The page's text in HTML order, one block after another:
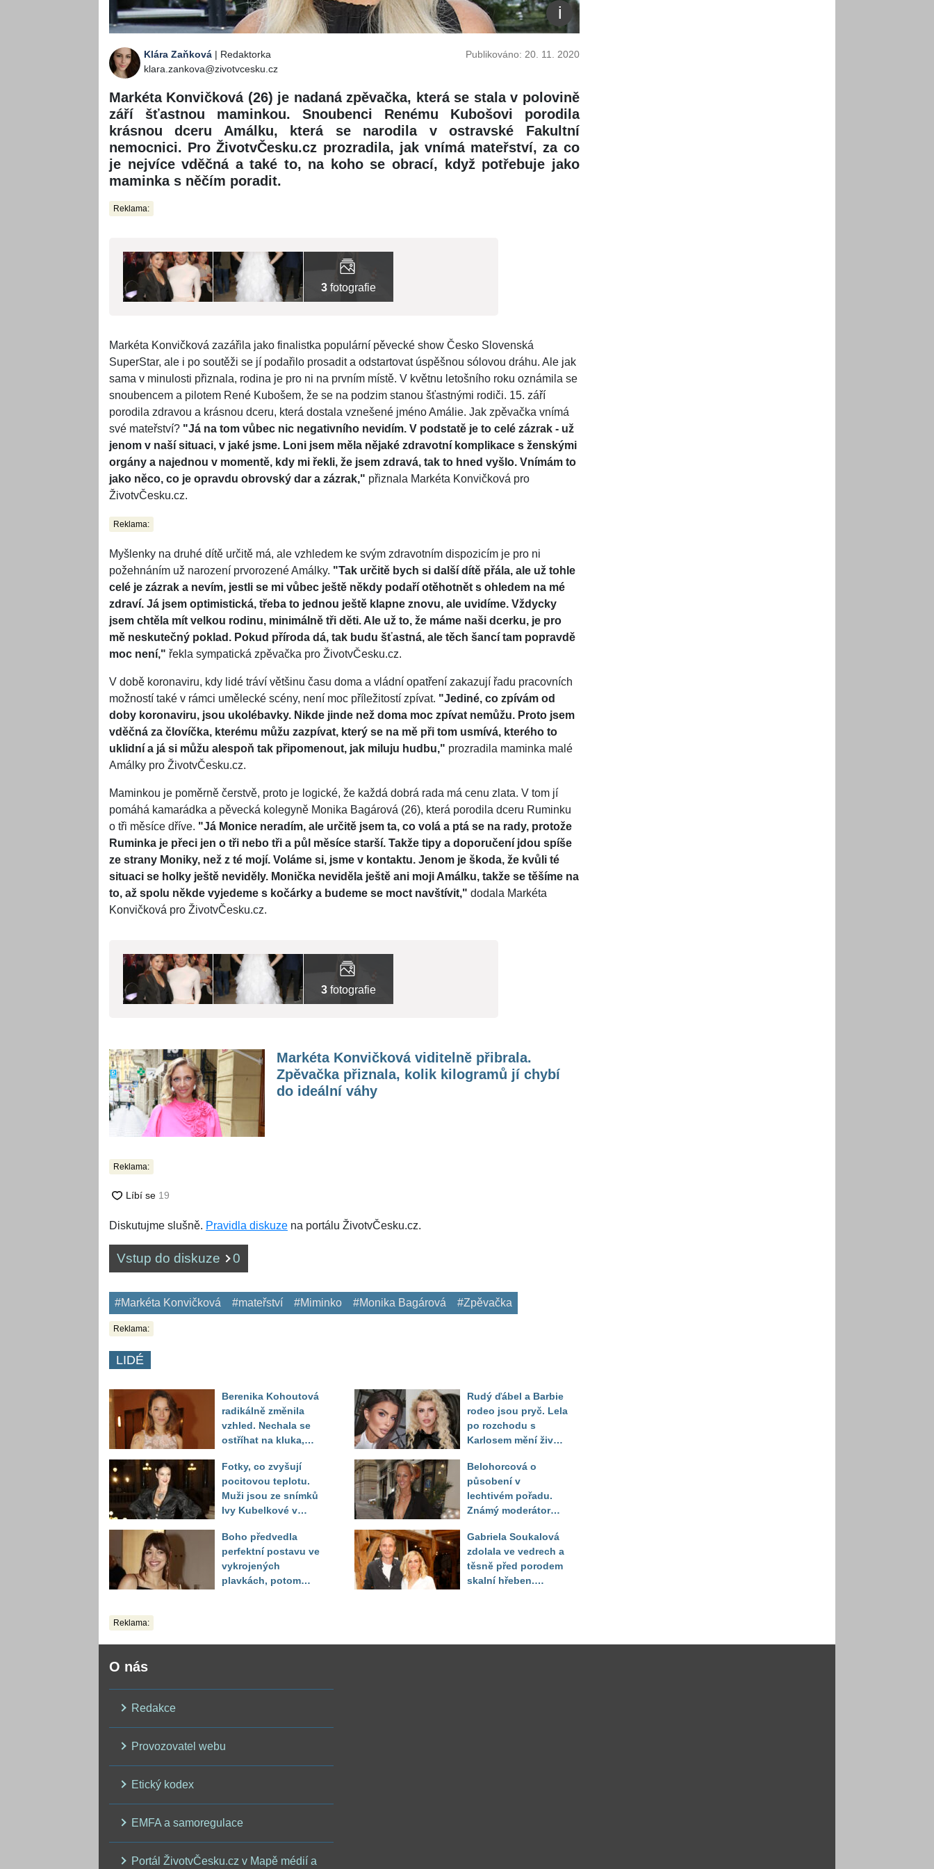
Klára Zaňková | Redaktorka
klara.zankova@zivotvcesku.cz
Publikováno: 20. 11. 2020
Markéta Konvičková (26) je nadaná zpěvačka, která se stala v polovině
září šťastnou maminkou. Snoubenci Renému Kubošovi porodila
krásnou dceru Amálku, která se narodila v ostravské Fakultní
nemocnici. Pro ŽivotvČesku.cz prozradila, jak vnímá mateřství, za co
je nejvíce vděčná a také to, na koho se obrací, když potřebuje jako
maminka s něčím poradit.
Reklama:
3 fotografie
Markéta Konvičková zazářila jako finalistka populární pěvecké show Česko Slovenská
SuperStar, ale i po soutěži se jí podařilo prosadit a odstartovat úspěšnou sólovou dráhu. Ale jak
sama v minulosti přiznala, rodina je pro ni na prvním místě. V květnu letošního roku oznámila se
snoubencem a pilotem René Kubošem, že se na podzim stanou šťastnými rodiči. 15. září
porodila zdravou a krásnou dceru, která dostala vznešené jméno Amálie. Jak zpěvačka vnímá
své mateřství? "Já na tom vůbec nic negativního nevidím. V podstatě je to celé zázrak - už
jenom v naší situaci, v jaké jsme. Loni jsem měla nějaké zdravotní komplikace s ženskými
orgány a najednou v momentě, kdy mi řekli, že jsem zdravá, tak to hned vyšlo. Vnímám to
jako něco, co je opravdu obrovský dar a zázrak," přiznala Markéta Konvičková pro
ŽivotvČesku.cz.
Reklama:
Myšlenky na druhé dítě určitě má, ale vzhledem ke svým zdravotním dispozicím je pro ni
požehnáním už narození prvorozené Amálky. "Tak určitě bych si další dítě přála, ale už tohle
celé je zázrak a nevím, jestli se mi vůbec ještě někdy podaří otěhotnět s ohledem na mé
zdraví. Já jsem optimistická, třeba to jednou ještě klapne znovu, ale uvidíme. Vždycky
jsem chtěla mít velkou rodinu, minimálně tři děti. Ale už to, že máme naši dcerku, je pro
mě neskutečný poklad. Pokud příroda dá, tak budu šťastná, ale těch šancí tam popravdě
moc není," řekla sympatická zpěvačka pro ŽivotvČesku.cz.
V době koronaviru, kdy lidé tráví většinu času doma a vládní opatření zakazují řadu pracovních
možností také v rámci umělecké scény, není moc příležitostí zpívat. "Jediné, co zpívám od
doby koronaviru, jsou ukolébavky. Nikde jinde než doma moc zpívat nemůžu. Proto jsem
vděčná za človíčka, kterému můžu zazpívat, který se na mě při tom usmívá, kterého to
uklidní a já si můžu alespoň tak připomenout, jak miluju hudbu," prozradila maminka malé
Amálky pro ŽivotvČesku.cz.
Maminkou je poměrně čerstvě, proto je logické, že každá dobrá rada má cenu zlata. V tom jí
pomáhá kamarádka a pěvecká kolegyně Monika Bagárová (26), která porodila dceru Ruminku
o tři měsíce dříve. "Já Monice neradím, ale určitě jsem ta, co volá a ptá se na rady, protože
Ruminka je přeci jen o tři nebo tři a půl měsíce starší. Takže tipy a doporučení jdou spíše
ze strany Moniky, než z té mojí. Voláme si, jsme v kontaktu. Jenom je škoda, že kvůli té
situaci se holky ještě neviděly. Monička neviděla ještě ani moji Amálku, takže se těšíme na
to, až spolu někde vyjedeme s kočárky a budeme se moct navštívit," dodala Markéta
Konvičková pro ŽivotvČesku.cz.
3 fotografie
Markéta Konvičková viditelně přibrala.
Zpěvačka přiznala, kolik kilogramů jí chybí
do ideální váhy
Reklama:
Diskutujme slušně. Pravidla diskuze na portálu ŽivotvČesku.cz.
Vstup do diskuze 0
#Markéta Konvičková #mateřství #Miminko #Monika Bagárová #Zpěvačka
Reklama:
LIDÉ
Berenika Kohoutová
radikálně změnila
vzhled. Nechala se
ostříhat na kluka,
překvapily
Fotky, co zvyšují
pocitovou teplotu.
Muži jsou ze snímků
Ivy Kubelkové v
Boho předvedla
perfektní postavu ve
vykrojených
plavkách, potom
Rudý ďábel a Barbie
rodeo jsou pryč. Lela
po rozchodu s
Karlosem mění život i
Sandeva
Belohorcová o
působení v
lechtivém pořadu.
Známý moderátor
sledoval pod dekou
Gabriela Soukalová
zdolala ve vedrech a
těsně před porodem
skalní hřeben.
Reklama:
O nás
Redakce
Provozovatel webu
Etický kodex
EMFA a samoregulace
Portál ŽivotvČesku.cz v Mapě médií a